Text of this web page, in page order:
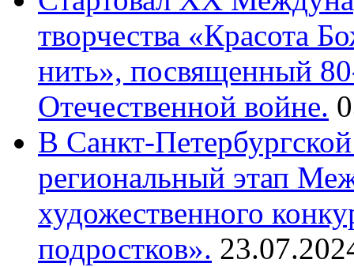
творчества «Красота
нить», посвященный
Отечественной войне.
В Санкт-
региональный этап
художественного
подростков».